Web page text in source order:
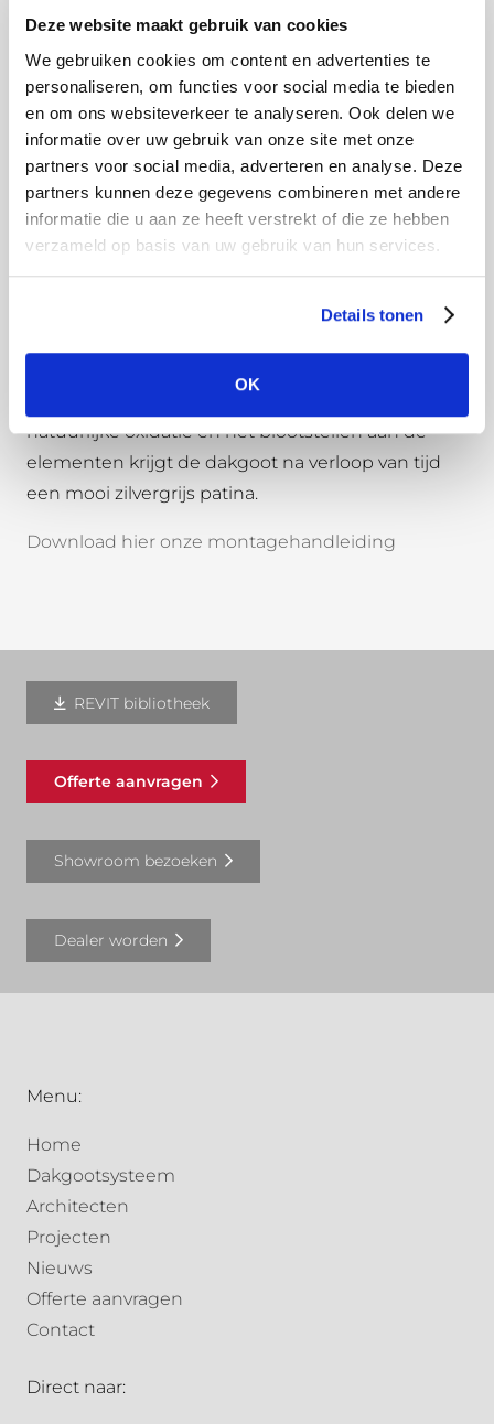
Deze website maakt gebruik van cookies
We gebruiken cookies om content en advertenties te
personaliseren, om functies voor social media te bieden
en om ons websiteverkeer te analyseren. Ook delen we
informatie over uw gebruik van onze site met onze
partners voor social media, adverteren en analyse. Deze
partners kunnen deze gegevens combineren met andere
informatie die u aan ze heeft verstrekt of die ze hebben
verzameld op basis van uw gebruik van hun services.
Details tonen
OK
buig deze over de kraal aan de voorkant. Centreer
de uitloop netjes boven het zojuist gemaakte gat
in de dakgoot.
Wat is onbehandeld aluminium?
Onbehandeld aluminium, ook wel brut genoemd,
voelt wat vettig aan door de gebruikte olie tijdens
het vormingsproces. Deze olie is op waterbasis en
lost dus vanzelf op bij de eerste regenbui. Ga
natuurlijke oxidatie en het blootstellen aan de
elementen krijgt de dakgoot na verloop van tijd
een mooi zilvergrijs patina.
Download hier onze montagehandleiding
REVIT bibliotheek
Offerte aanvragen
Showroom bezoeken
Dealer worden
Menu:
Home
Dakgootsysteem
Architecten
Projecten
Nieuws
Offerte aanvragen
Contact
Direct naar: